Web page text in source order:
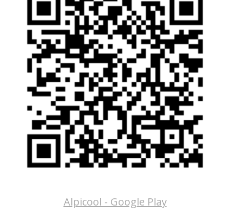
Alpicool - Google Play